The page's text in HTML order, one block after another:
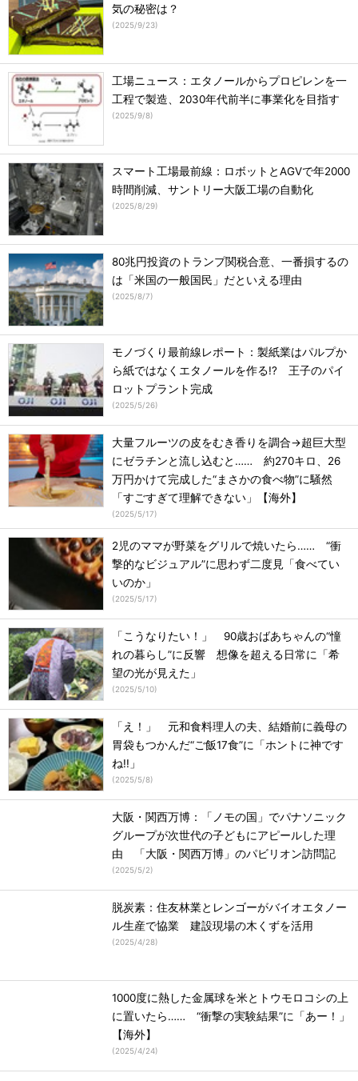
気の秘密は？
(2025/9/23)
工場ニュース：エタノールからプロピレンを一
工程で製造、2030年代前半に事業化を目指す
(2025/9/8)
スマート工場最前線：ロボットとAGVで年2000
時間削減、サントリー大阪工場の自動化
(2025/8/29)
80兆円投資のトランプ関税合意、一番損するの
は「米国の一般国民」だといえる理由
(2025/8/7)
モノづくり最前線レポート：製紙業はパルプか
ら紙ではなくエタノールを作る!? 王子のパイ
ロットプラント完成
(2025/5/26)
大量フルーツの皮をむき香りを調合→超巨大型
にゼラチンと流し込むと…… 約270キロ、26
万円かけて完成した“まさかの食べ物”に騒然
「すごすぎて理解できない」【海外】
(2025/5/17)
2児のママが野菜をグリルで焼いたら…… “衝
撃的なビジュアル”に思わず二度見「食べてい
いのか」
(2025/5/17)
「こうなりたい！」 90歳おばあちゃんの“憧
れの暮らし”に反響 想像を超える日常に「希
望の光が見えた」
(2025/5/10)
「え！」 元和食料理人の夫、結婚前に義母の
胃袋もつかんだ“ご飯17食”に「ホントに神です
ね!!」
(2025/5/8)
大阪・関西万博：「ノモの国」でパナソニック
グループが次世代の子どもにアピールした理
由 「大阪・関西万博」のパビリオン訪問記
(2025/5/2)
脱炭素：住友林業とレンゴーがバイオエタノー
ル生産で協業 建設現場の木くずを活用
(2025/4/28)
1000度に熱した金属球を米とトウモロコシの上
に置いたら…… “衝撃の実験結果”に「あー！」
【海外】
(2025/4/24)